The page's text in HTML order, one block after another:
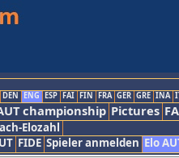
DEN ENG ESP FAI FIN FRA GER GRE INA
championship Pictures
Elozahl
FIDE Spieler anmelden Elo